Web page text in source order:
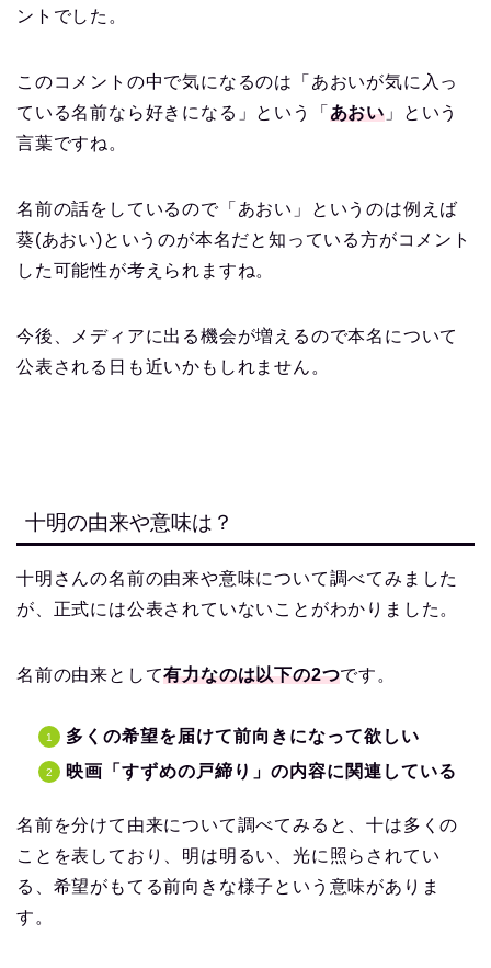
ントでした。
このコメントの中で気になるのは「あおいが気に入っ
ている名前なら好きになる」という「 あおい 」という
言葉ですね。
名前の話をしているので「あおい」というのは例えば
葵(あおい)というのが本名だと知っている方がコメント
した可能性が考えられますね。
今後、メディアに出る機会が増えるので本名について
公表される日も近いかもしれません。
十明の由来や意味は？
十明さんの名前の由来や意味について調べてみました
が、正式には公表されていないことがわかりました。
名前の由来として有力なのは以下の2つです。
多くの希望を届けて前向きになって欲しい
映画「すずめの戸締り」の内容に関連している
名前を分けて由来について調べてみると、十は多くの
ことを表しており、明は明るい、光に照らされてい
る、希望がもてる前向きな様子という意味がありま
す。